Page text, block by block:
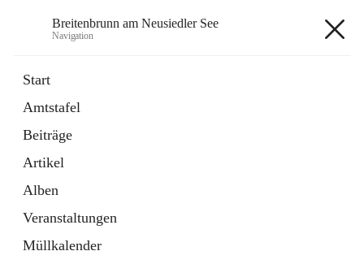
Breitenbrunn am Neusiedler See
Navigation
Start
Amtstafel
Beiträge
Artikel
Alben
Veranstaltungen
Müllkalender
18 Schnellzugriffe
Gemeindeservice